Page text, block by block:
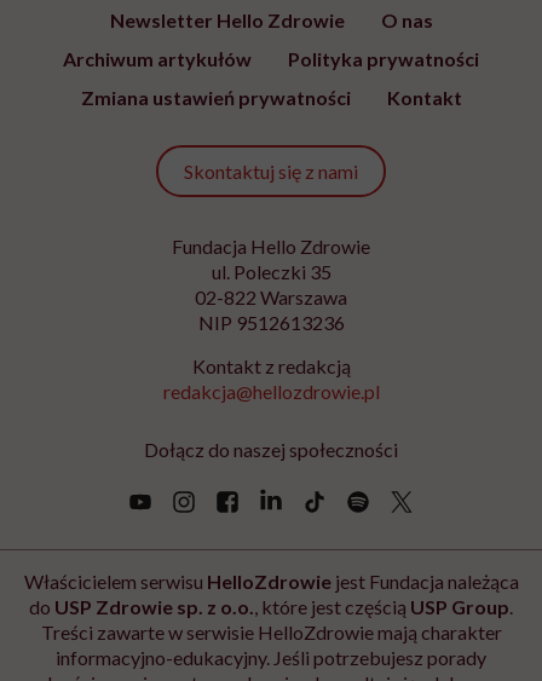
Newsletter Hello Zdrowie
O nas
Archiwum artykułów
Polityka prywatności
Zmiana ustawień prywatności
Kontakt
Skontaktuj się z nami
Fundacja Hello Zdrowie
ul. Poleczki 35
02-822 Warszawa
NIP 9512613236
Kontakt z redakcją
redakcja@hellozdrowie.pl
Dołącz do naszej społeczności
Właścicielem serwisu HelloZdrowiejest Fundacja należąca
do USP Zdrowie sp. z o.o. , które jest częścią USP Group
Treści zawarte w serwisie HelloZdrowie mają charakter
informacyjno-edukacyjny. Jeśli potrzebujesz porady